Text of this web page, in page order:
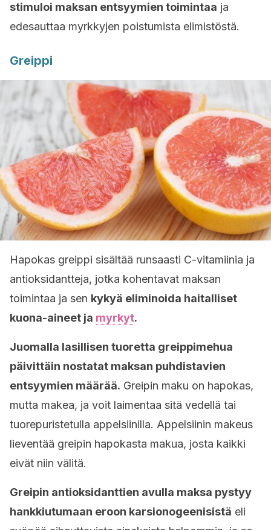
stimuloi maksan entsyymien toimintaa ja
edesauttaa myrkkyjen poistumista elimistöstä.
Greippi
Hapokas greippi sisältää runsaasti C-vitamiinia ja
antioksidantteja, jotka kohentavat maksan
toimintaa ja sen kykyä eliminoida haitalliset
kuona-aineet ja myrkyt.
Juomalla lasillisen tuoretta greippimehua
päivittäin nostatat maksan puhdistavien
entsyymien määrää. Greipin maku on hapokas,
mutta makea, ja voit laimentaa sitä vedellä tai
tuorepuristetulla appelsiinilla. Appelsiinin makeus
lieventää greipin hapokasta makua, josta kaikki
eivät niin välitä.
Greipin antioksidanttien avulla maksa pystyy
hankkiutumaan eroon karsionogeenisistä eli